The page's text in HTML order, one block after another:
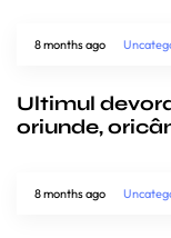
8 months ago
Ultimul
oriunde,
8 months ago